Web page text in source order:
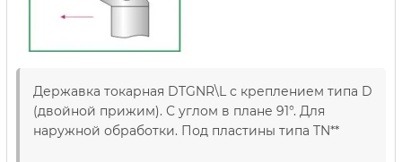
Державка токарная DTGNR\L с креплением типа D
(двойной прижим). С углом в плане 91°. Для
наружной обработки. Под пластины типа TN**